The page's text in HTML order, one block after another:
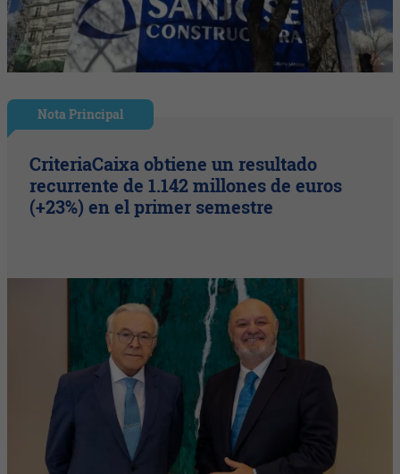
Nota Principal
CriteriaCaixa obtiene un resultado
recurrente de 1.142 millones de euros
(+23%) en el primer semestre